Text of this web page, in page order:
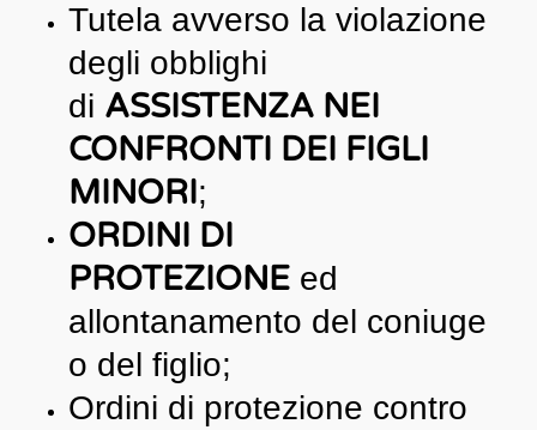
Tutela avverso la violazione
degli obblighi
di ASSISTENZA NEI
CONFRONTI DEI FIGLI
MINORI;
ORDINI DI
PROTEZIONEed
allontanamento del coniuge
o del figlio;
Ordini di protezione contro